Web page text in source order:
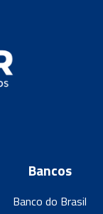
Bancos
Banco do Brasil